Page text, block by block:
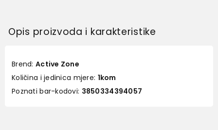
Opis proizvoda i karakteristike
Brend: Active Zone
Količina i jedinica mjere: 1kom
Poznati bar-kodovi: 3850334394057